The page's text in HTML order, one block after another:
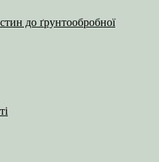
до ґрунтообробної